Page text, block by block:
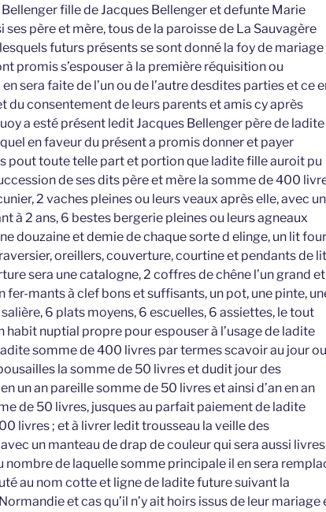
fille de Jacques Bellenger et defunte Marie
ses père et mère, tous de la paroisse de La Sauvagère
futurs présents se sont donné la foy de mariage
promis s’espouser à la première réquisition ou
sera faite de l’un ou de l’autre desdites parties et ce
du consentement de leurs parents et amis cy après
a esté présent ledit Jacques Bellenger père de ladite
en faveur du présent a promis donner et payer
pout toute telle part et portion que ladite fille auroit pu
de ses dits père et mère la somme de 400
2 vaches pleines ou leurs veaux après elle, avec
à 2 ans, 6 bestes bergerie pleines ou leurs agneaux
douzaine et demie de chaque sorte d elinge, un lit
oreillers, couverture, courtine et pendants de
sera une catalogne, 2 coffres de chêne l’un grand et
fer-mants à clef bons et suffisants, un pot, une pinte,
6 plats moyens, 6 escuelles, 6 assiettes, le tout
habit nuptial propre pour espouser à l’usage de ladite
somme de 400 livres par termes scavoir au jour ou
la somme de 50 livres et dudit jour des
un an pareille somme de 50 livres et ainsi d’an en an
de 50 livres, jusques au parfait paiement de ladite
livres ; et à livrer ledit trousseau la veille des
un manteau de drap de couleur qui sera aussi livres
nombre de laquelle somme principale il en sera
au nom cotte et ligne de ladite future suivant la
et cas qu’il n’y ait hoirs issus de leur mariage